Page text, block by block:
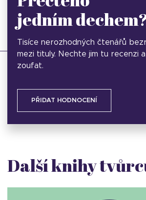
jedním
Tisíce nerozhodných čtenářů
mezi tituly. Nechte jim tu recenzi
zoufat.
PŘIDAT HODNOCENÍ
Další knihy